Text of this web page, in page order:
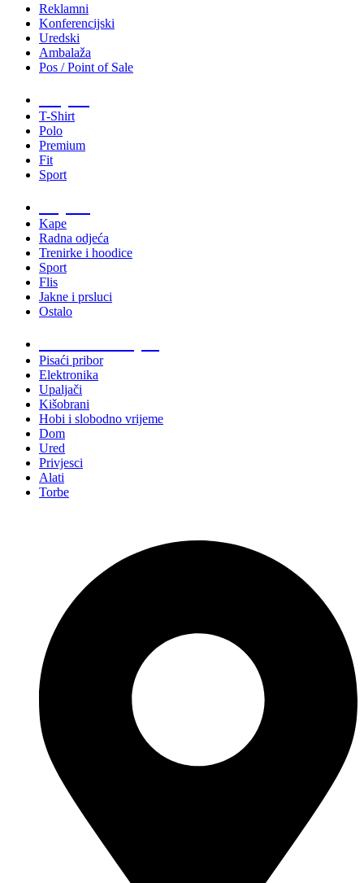
Reklamni
Konferencijski
Uredski
Ambalaža
Pos / Point of Sale
T-Shirt
Polo
Premium
Fit
Sport
Kape
Radna odjeća
Trenirke i hoodice
Sport
Flis
Jakne i prsluci
Ostalo
Pisaći pribor
Elektronika
Upaljači
Kišobrani
Hobi i slobodno vrijeme
Dom
Ured
Privjesci
Alati
Torbe